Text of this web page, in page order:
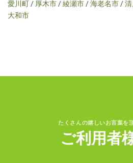
愛川町/ 厚木市/綾瀬市/海老名市/
大和市
たくさんの嬉しいお言葉を
ご利用者